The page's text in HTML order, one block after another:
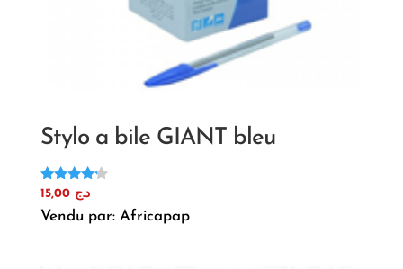
Stylo a bile GIANT bleu
Note
sur 5
د.ج 15,00
Vendu par: Africapap